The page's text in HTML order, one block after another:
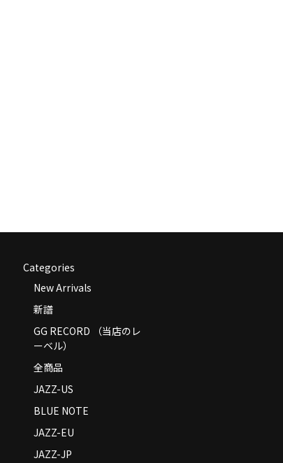
Categories
New Arrivals
新譜
GG RECORD （当店のレ
ーベル）
全商品
JAZZ-US
BLUE NOTE
JAZZ-EU
JAZZ-JP